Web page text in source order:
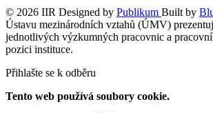
© 2026 IIR Designed by Publikum Built by
Ústavu mezinárodních vztahů (ÚMV)
jednotlivých výzkumných pracovnic a
pozici instituce.
Přihlašte se k odběru
Tento web používá soubory cookie.